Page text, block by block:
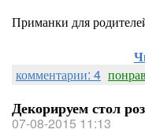
Приманки для
комментарии: 4
Декорируем стол
07-08-2015 11:13